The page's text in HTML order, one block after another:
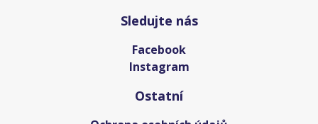
Sledujte nás
Facebook
Instagram
Ostatní